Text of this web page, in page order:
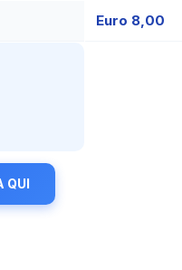
Euro 8,00
QUI